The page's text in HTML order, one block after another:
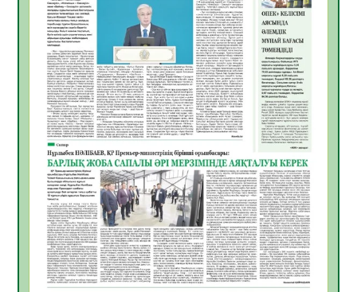
Көкжөтел ауруы туралы
06.08.2026
48
АПВ вакцинасы туралы мәлімет
06.08.2026
46
Open Air: Қызылорда облысы полиция
департаменті 20 мыңнан астам
көрерменнің қауіпсіздігін қамтамасыз етті
06.08.2026
60
ҚЫЗЫЛОРДАДА «САНАЛЫ ҰРПАҚ –
ЖАРҚЫН БОЛАШАҚ» АТТЫ КЕҢЕЙТІЛГЕН
МӘЖІЛІС ӨТТІ
05.08.2026
61
Қазақстан Орталық Азиядағы көшуге ең